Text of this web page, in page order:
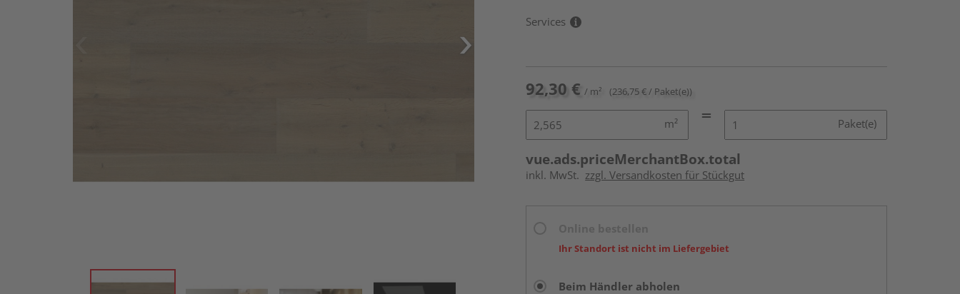
Services
92,30 € / m² (236,75 € / Paket(e))
m² Paket(e)
vue.ads.priceMerchantBox.total
inkl. MwSt. zzgl. Versandkosten für Stückgut
Ihr Standort ist nicht im Liefergebiet
Beim Händler abholen